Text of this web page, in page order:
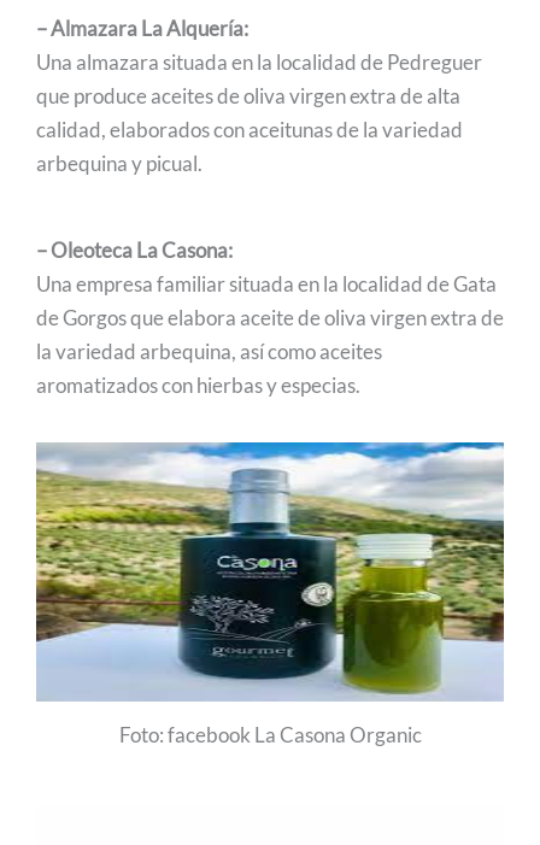
– Almazara La Alquería:
Una almazara situada en la localidad de Pedreguer
que produce aceites de oliva virgen extra de alta
calidad, elaborados con aceitunas de la variedad
arbequina y picual.
– Oleoteca La Casona:
Una empresa familiar situada en la localidad de Gata
de Gorgos que elabora aceite de oliva virgen extra de
la variedad arbequina, así como aceites
aromatizados con hierbas y especias.
Foto: facebook La Casona Organic